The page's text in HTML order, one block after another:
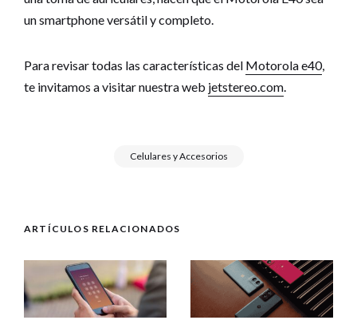
un smartphone versátil y completo.
Para revisar todas las características del Motorola e40,
te invitamos a visitar nuestra web jetstereo.com.
Celulares y Accesorios
ARTÍCULOS RELACIONADOS